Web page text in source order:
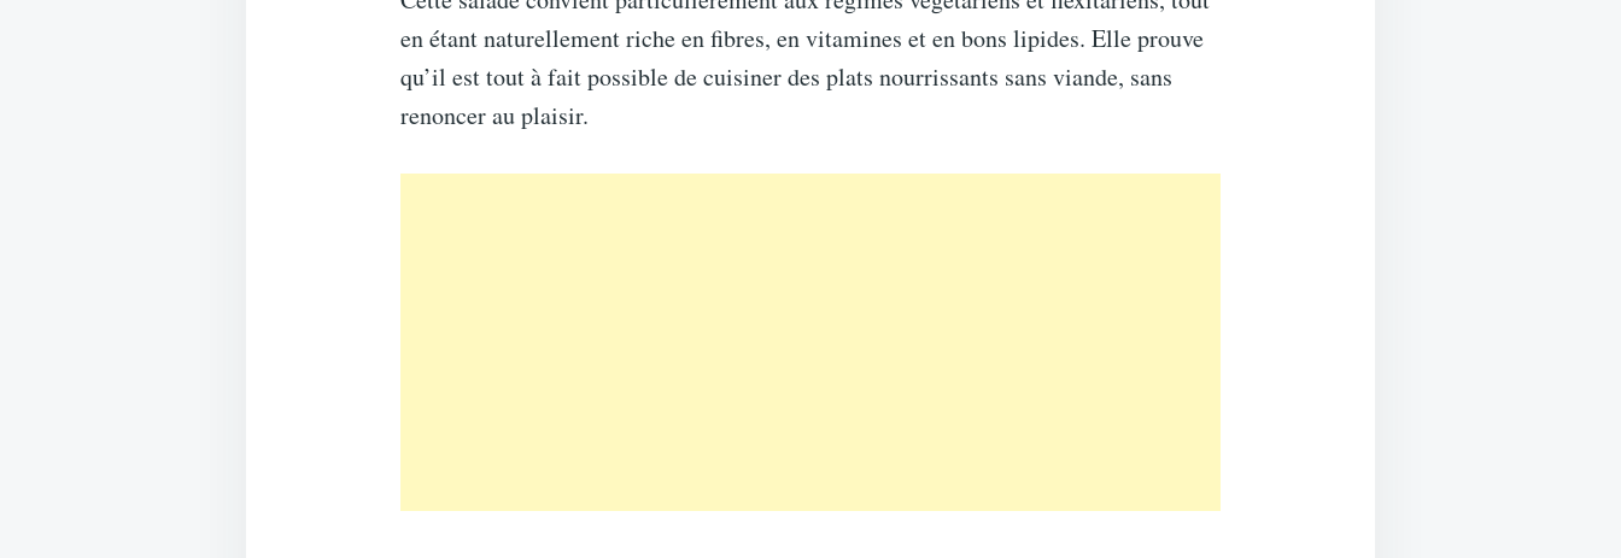
en étant naturellement riche en fibres, en vitamines et en bons lipides. Elle prouve
qu’il est tout à fait possible de cuisiner des plats nourrissants sans viande, sans
renoncer au plaisir.